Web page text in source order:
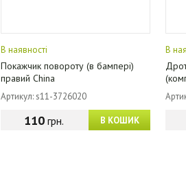
В наявності
Покажчик повороту (в бампері)
правий China
Артикул: s11-3726020
В КОШИК
110грн.
В